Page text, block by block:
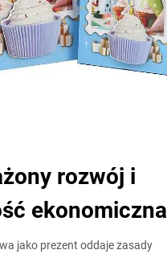
rozwój i
ekonomiczna
jako prezent oddaje zasady